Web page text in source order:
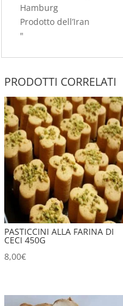
Hamburg
Prodotto dell’Iran
"
PRODOTTI CORRELATI
PASTICCINI ALLA FARINA DI
CECI 450G
8,00€